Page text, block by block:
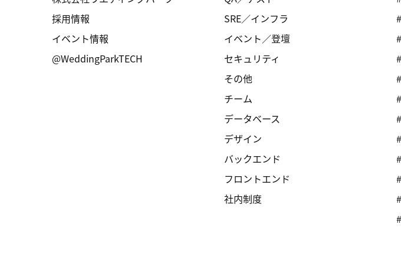
SRE／インフラ
イベント／登壇
セキュリティ
その他
チーム
データベース
デザイン
バックエンド
フロントエンド
社内制度
採用情報
イベント情報
@WeddingParkTECH